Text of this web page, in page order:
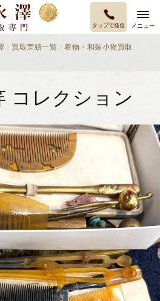
タップで発信 メニュー
買取実績一覧
着物・和装小物買取
コレクション